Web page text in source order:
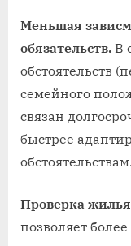
Меньшая
обязательств. В
обстоятельств
семейного
связан
быстрее
обстоятельствам.
Проверка
позволяет